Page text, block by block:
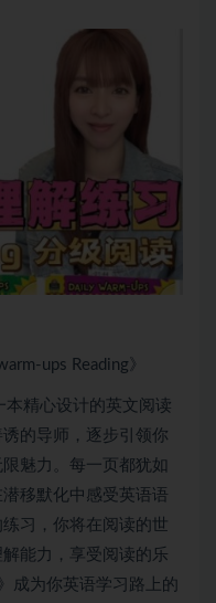
ups Reading》
本精心设计的英文阅读
的导师，逐步引领你
魅力。每一页都犹如
移默化中感受英语语
习，你将在阅读的世
能力，享受阅读的乐
成为你英语学习路上的